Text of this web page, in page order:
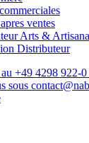
ventes
Arts &
Distributeur
+49 4298 922-0
sous